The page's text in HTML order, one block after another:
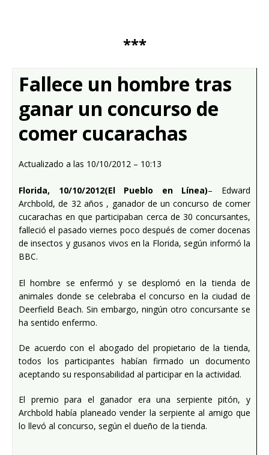
***
Fallece un hombre tras
ganar un concurso de
comer cucarachas
Actualizado a las 10/10/2012 – 10:13
Florida, 10/10/2012(El Pueblo en Línea)– Edward
Archbold, de 32 años , ganador de un concurso de comer
cucarachas en que participaban cerca de 30 concursantes,
falleció el pasado viernes poco después de comer docenas
de insectos y gusanos vivos en la Florida, según informó la
BBC.
El hombre se enfermó y se desplomó en la tienda de
animales donde se celebraba el concurso en la ciudad de
Deerfield Beach. Sin embargo, ningún otro concursante se
ha sentido enfermo.
De acuerdo con el abogado del propietario de la tienda,
todos los participantes habían firmado un documento
aceptando su responsabilidad al participar en la actividad.
El premio para el ganador era una serpiente pitón, y
Archbold había planeado vender la serpiente al amigo que
lo llevó al concurso, según el dueño de la tienda.